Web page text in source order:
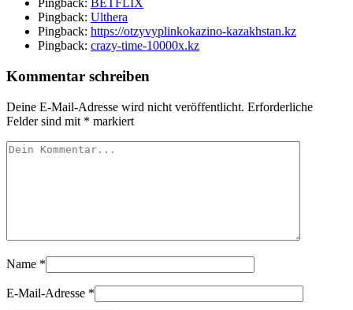
Pingback: BETFLIX
Pingback: Ulthera
Pingback: https://otzyvyplinkokazino-kazakhstan.kz
Pingback: crazy-time-10000x.kz
Kommentar schreiben
Deine E-Mail-Adresse wird nicht veröffentlicht. Erforderliche
Felder sind mit * markiert
Name *
E-Mail-Adresse *